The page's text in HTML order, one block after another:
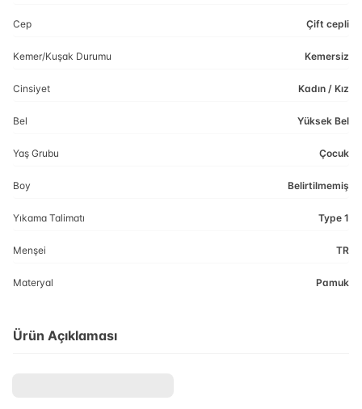
Cep Çift cepli
Kemer/Kuşak Durumu Kemersiz
Cinsiyet Kadın / Kız
Bel Yüksek Bel
Yaş Grubu Çocuk
Boy Belirtilmemiş
Yıkama Talimatı Type 1
Menşei TR
Materyal Pamuk
Ürün Açıklaması